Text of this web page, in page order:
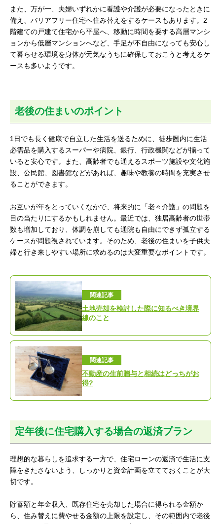
また、万が一、夫婦いずれかに看護や介護が必要になったときに
備え、バリアフリー住宅へ住み替えをするケースもあります。2
階建ての戸建て住宅から平屋へ、移動に時間を要する高層マンシ
ョンから低層マンションへなど、手足が不自由になっても安心し
て暮らせる環境を身体が元気なうちに確保しておこうと考えるケ
ースも多いようです。
老後の住まいのポイント
1日でも長く健康で自立した生活を送るために、徒歩圏内に生活
必需品を購入するスーパーや病院、銀行、行政機関などが揃って
いると安心です。また、高齢者でも通えるスポーツ施設や文化施
設、公民館、図書館などがあれば、趣味や教養の時間を充実させ
ることができます。
お互いが年をとっていくなかで、将来的に「老々介護」の問題を
目の当たりにするかもしれません。最近では、独居高齢者の世帯
数も増加しており、体調を崩しても通院も自由にできず孤立する
ケースが問題視されています。そのため、老後の住まいを子供夫
婦と行き来しやすい場所に求めるのは大変重要なポイントです。
関連記事
土地売却を検討した際に知るべき境界
線のこと
関連記事
不動産の生前贈与と相続はどっちがお
得?
定年後に住宅購入する場合の返済プラン
理想的な暮らしを追求する一方で、住宅ローンの返済で生活に支
障をきたさないよう、しっかりと資金計画を立てておくことが大
切です。
貯蓄額と年金収入、既存住宅を売却した場合に得られる金額か
ら、住み替えに費やせる金額の上限を設定し、その範囲内で老後